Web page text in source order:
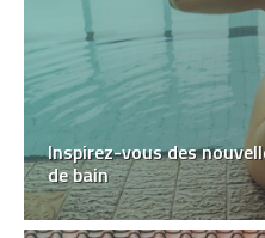
Inspirez-vous des
de bain